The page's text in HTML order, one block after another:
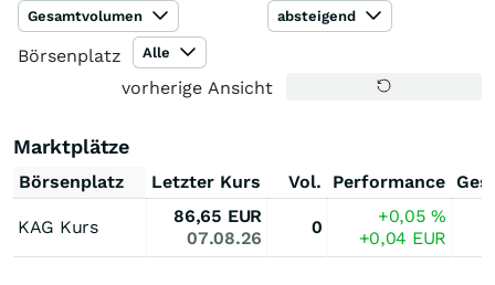
Gesamtvolumen absteigend
Börsenplatz Alle
vorherige Ansicht
Marktplätze
Börsenplatz Letzter Kurs Vol. Performance
KAG Kurs
86,65 EUR
07.08.26
0
+0,05%
+0,04 EUR